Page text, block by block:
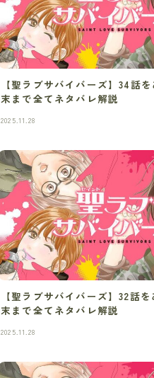
【聖ラブサバイバーズ】34話
末まで全てネタバレ解説
2025.11.28
【聖ラブサバイバーズ】32話
末まで全てネタバレ解説
2025.11.28